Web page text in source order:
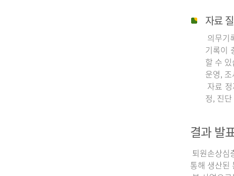
자료
의무기
기록이
할 수
운영,
자료
정, 진
결과 발
퇴원손상심
통해 생산된